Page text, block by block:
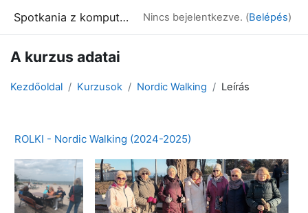
Spotkania z komputerem Nincs bejelentkezve. (Belépés)
A kurzus adatai
Kezdőoldal Kurzusok Nordic Walking Leírás
ROLKI - Nordic Walking (2024-2025)